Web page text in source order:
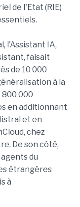
de l'Etat (RIE)
l'Assistant IA,
faisait
de 10 000
à la
800 000
en additionnant
et en
chez
De son côté,
du
étrangères
à